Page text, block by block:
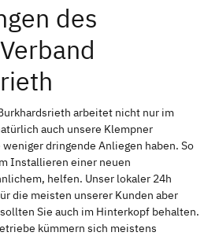
des
arbeitet nicht nur im
auch unsere Klempner
dringende Anliegen haben. So
Installieren einer neuen
helfen. Unser lokaler 24h
die meisten unserer Kunden aber
Sie auch im Hinterkopf behalten.
kümmern sich meistens